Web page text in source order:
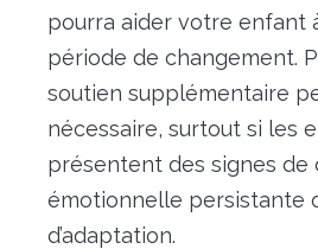
pourra aider votre enfant
période de changement.
soutien supplémentaire
nécessaire, surtout si les
présentent des signes de
émotionnelle persistante
d’adaptation.